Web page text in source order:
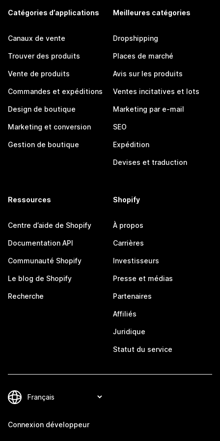
Catégories d’applications
Canaux de vente
Trouver des produits
Vente de produits
Commandes et expéditions
Design de boutique
Marketing et conversion
Gestion de boutique
Meilleures catégories
Dropshipping
Places de marché
Avis sur les produits
Ventes incitatives et lots
Marketing par e-mail
SEO
Expédition
Devises et traduction
Ressources
Centre d’aide de Shopify
Documentation API
Communauté Shopify
Le blog de Shopify
Recherche
Shopify
À propos
Carrières
Investisseurs
Presse et médias
Partenaires
Affiliés
Juridique
Statut du service
Connexion développeur